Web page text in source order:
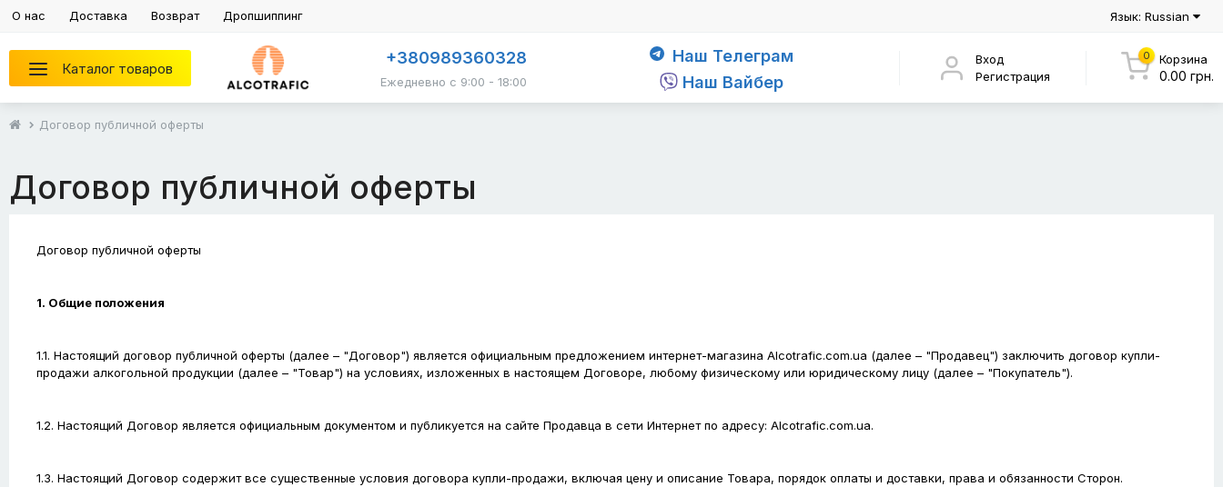
Язык: Russian
О нас Доставка Возврат Дропшиппинг
Каталог товаров
+380989360328
Ежедневно с 9:00 - 18:00
Наш Телеграм
Наш Вайбер
Вход
Регистрация
0 Корзина
0.00 грн.
Договор публичной оферты
Договор публичной оферты
Договор публичной оферты
1. Общие положения
1.1. Настоящий договор публичной оферты (далее – "Договор") является официальным предложением интернет-магазина Alcotrafic.com.ua (далее – "Продавец") заключить договор купли-
продажи алкогольной продукции (далее – "Товар") на условиях, изложенных в настоящем Договоре, любому физическому или юридическому лицу (далее – "Покупатель").
1.2. Настоящий Договор является официальным документом и публикуется на сайте Продавца в сети Интернет по адресу: Alcotrafic.com.ua.
1.3. Настоящий Договор содержит все существенные условия договора купли-продажи, включая цену и описание Товара, порядок оплаты и доставки, права и обязанности Сторон.